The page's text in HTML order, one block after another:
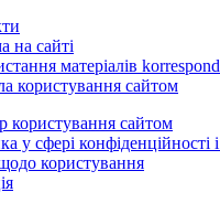
на сайті
матеріалів
користування сайтом
користування сайтом
у сфері
користування